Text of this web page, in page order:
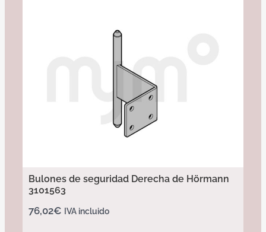
Bulones de seguridad Derecha de Hörmann
3101563
76,02€ IVA incluido